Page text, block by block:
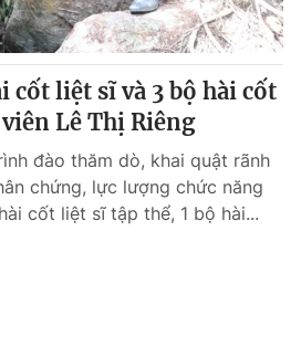
cốt liệt sĩ và 3 bộ hài cốt
Lê Thị Riêng
đào thăm dò, khai quật rãnh
chứng, lực lượng chức năng
cốt liệt sĩ tập thể, 1 bộ hài...